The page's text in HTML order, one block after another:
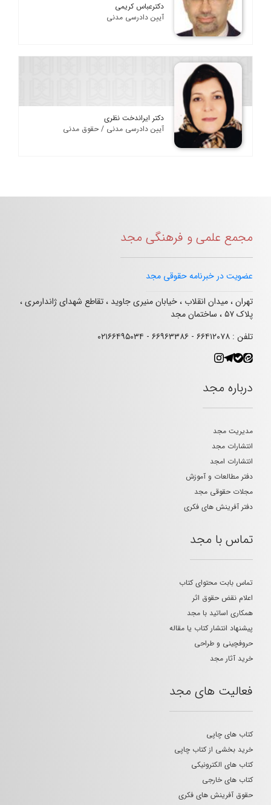
دکترعباس کریمی
آیین دادرسی مدنی
دکتر ایراندخت نظری
آیین دادرسی مدنی / حقوق مدنی
مجمع علمی و فرهنگی مجد
عضویت در خبرنامه حقوقی مجد
تهران ، میدان انقلاب ، خیابان منیری جاوید ، تقاطع شهدای ژاندارمری ،
پلاک ۵۷ ، ساختمان مجد
تلفن : ۶۶۴۱۲۰۷۸ - ۶۶۹۶۳۳۸۶ - ۰۲۱۶۶۴۹۵۰۳۴
درباره مجد
مدیریت مجد
انتشارات مجد
انتشارات امجد
دفتر مطالعات و آموزش
مجلات حقوقی مجد
دفتر آفرینش های فکری
تماس با مجد
تماس بابت محتوای کتاب
اعلام نقض حقوق اثر
همکاری اساتید با مجد
پیشنهاد انتشار کتاب یا مقاله
حروفچینی و طراحی
خرید آثار مجد
فعالیت های مجد
کتاب های چاپی
خرید بخشی از کتاب چاپی
کتاب های الکترونیکی
کتاب های خارجی
حقوق آفرینش های فکری